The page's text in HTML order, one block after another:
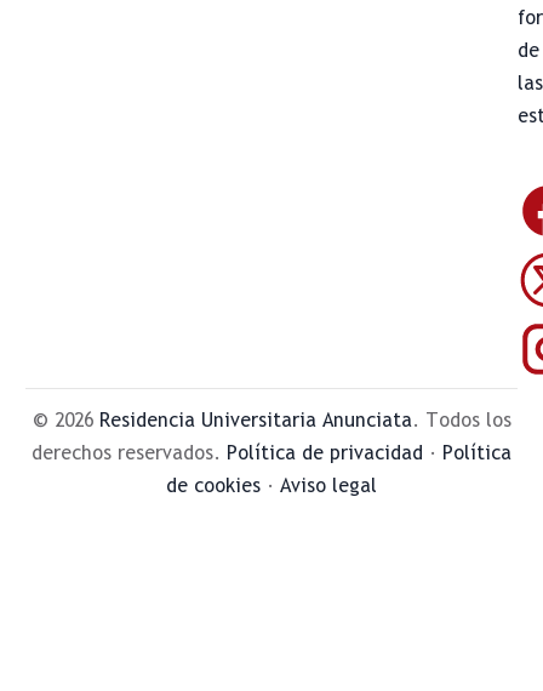
de
las
© 2026 Residencia Universitaria Anunciata. Todos los
derechos reservados. Política de privacidad · Política
de cookies · Aviso legal